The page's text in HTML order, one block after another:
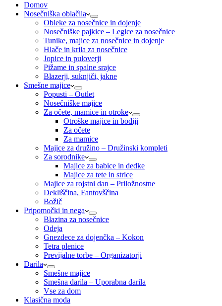
Domov
Nosečniška oblačila
Obleke za nosečnice in dojenje
Nosečniške pajkice – Legice za nosečnice
Tunike, majice za nosečnice in dojenje
Hlače in krila za nosečnice
Jopice in puloverji
Pižame in spalne srajce
Blazerji, suknjiči, jakne
Smešne majice
Popusti – Outlet
Nosečniške majice
Za očete, mamice in otroke
Otroške majice in bodiji
Za očete
Za mamice
Majice za družino – Družinski kompleti
Za sorodnike
Majice za babice in dedke
Majice za tete in strice
Majice za rojstni dan – Priložnostne
Dekliščina, Fantovščina
Božič
Pripomočki in nega
Blazina za nosečnice
Odeja
Gnezdece za dojenčka – Kokon
Tetra plenice
Previjalne torbe – Organizatorji
Darila
Smešne majice
Smešna darila – Uporabna darila
Vse za dom
Klasična moda